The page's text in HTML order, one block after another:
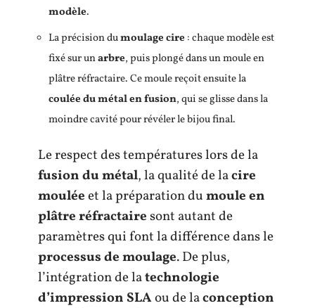
modèle.
La précision dumoulage cire : chaque modèle est
fixé sur unarbre, puis plongé dans un moule en
plâtre réfractaire. Ce moule reçoit ensuite la
coulée du métal en fusion, qui se glisse dans la
moindre cavité pour révéler le bijou final.
Le respect des températures lors de la
fusion du métal, la qualité de lacire
mouléeet la préparation dumoule en
plâtre réfractairesont autant de
paramètres qui font la différence dans le
processus de moulage. De plus,
l’intégration de latechnologie
d’impression SLAou de laconception